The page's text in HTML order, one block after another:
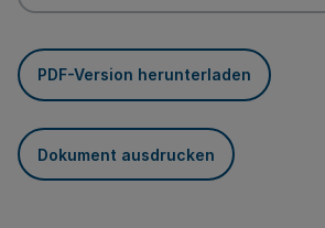
PDF-Version herunterladen
Dokument ausdrucken